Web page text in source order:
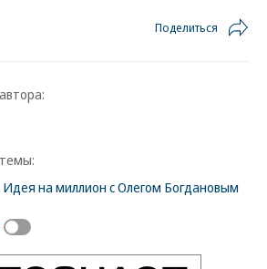
Поделиться
на миллион с Олегом Богдановым